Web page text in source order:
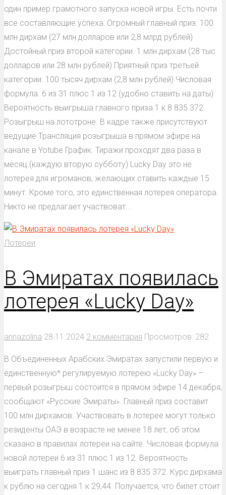
один пример грамотного запуска новой игры. Есть почти
все составляющие успеха: Огромный главный приз. 100
млн дирхам (27 млн долларов или 2,8 млрд рублей)
Достойный приз второй категории. 1 млн дирхам (28 тыс
долларов или 28 млн рублей) Приятный приз третьей
категории. 100 тысяч дирхам (2,8 млн рублей) Числовая
формула. 6 из 31 плюс 1 из 12 (удобно ставить на даты)
Вероятность выигрыша главного приза 1 к 8 835 372
Розыгрыш на лототроне. В кадре также присутствуют
ведущие Трансляция розыгрыша в прямом эфире на
канале в Yotube График. Тиражи проходят два раза в
месяц (каждую вторую субботу) Lucky Day это не
лотерея для игроманов, желающих ставить каждые 15
минут. Кроме того, это единственная лотерея оператора.
Никто не предлагает участвоват...
Лотереи
В Эмиратах появилась
лотерея «Lucky Day»
annazolina 28.11.2024 2 комментария Просмотров: 282
В Объединенных Арабских Эмиратах запустили первую и
единственную* регулируемую лотерею «Lucky Day» –
первый розыгрыш состоится в прямом эфире 14 декабря,
сообщают «Русские Эмираты». Главный приз составит
100 млн дирхамов. Участвовать в лотерее могут только
резиденты ОАЭ в возрасте не менее 18 лет, об этом
сказано в правилах лотереи на сайте. Числовая формула
новой лотереи 6 из 31 плюс 1 из 12. Вероятность
выиграть главный приз 1 шанс из 8 835 372. Курс дирхама
к рублю на сегодня 1 к 29,44. Получается, что билет стоит